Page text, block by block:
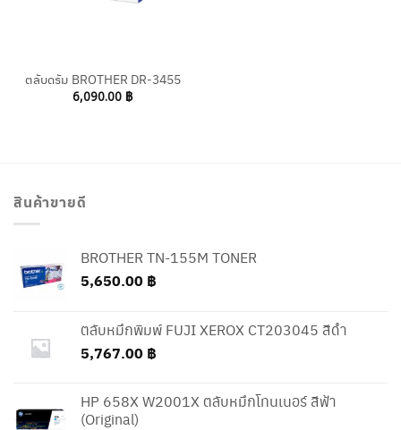
ตลับดรัม BROTHER DR-3455
6,090.00 ฿
สินค้าขายดี
BROTHER TN-155M TONER
5,650.00 ฿
ตลับหมึกพิมพ์ FUJI XEROX CT203045 สีดำ
5,767.00 ฿
HP 658X W2001X ตลับหมึกโทนเนอร์ สีฟ้า
(Original)